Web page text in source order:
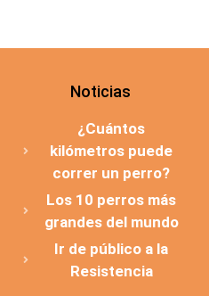
Noticias
¿Cuántos
kilómetros puede
correr un perro?
Los 10 perros más
grandes del mundo
Ir de público a la
Resistencia